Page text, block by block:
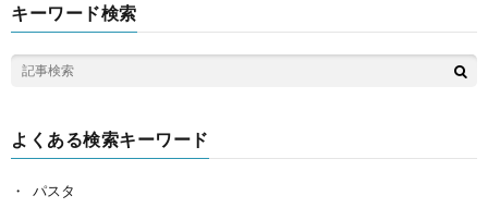
キーワード検索
よくある検索キーワード
パスタ